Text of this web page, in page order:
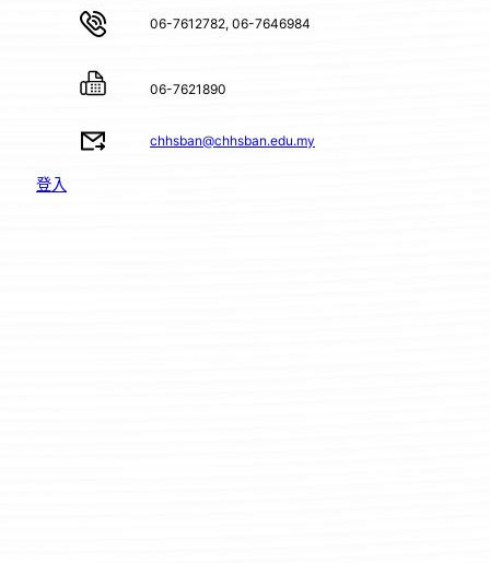
06-7612782, 06-7646984
06-7621890
chhsban@chhsban.edu.my
登入